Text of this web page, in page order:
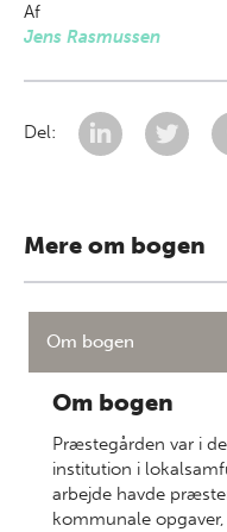
Af
Jens Rasmussen
Del:
Mere om bogen
Om bogen
Om bogen
Præstegården var i
institution i
arbejde havde
kommunale